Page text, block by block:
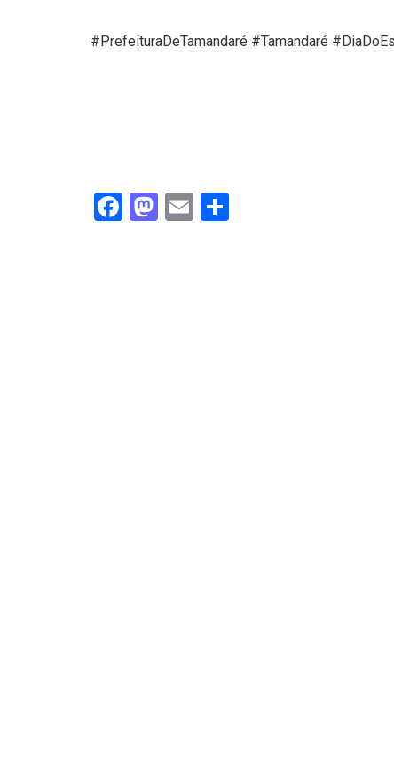
#PrefeituraDeTamandaré #Tamandaré
Facebook
Mastodon
Email